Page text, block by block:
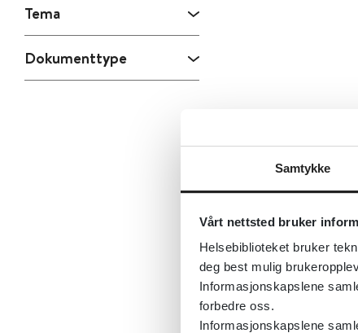
Samtykke
Vårt nettsted bruker
Helsebiblioteket bruker
deg best mulig
Informasjonskapslene
forbedre oss.
Informasjonskapslene
Tema
Dokumenttype